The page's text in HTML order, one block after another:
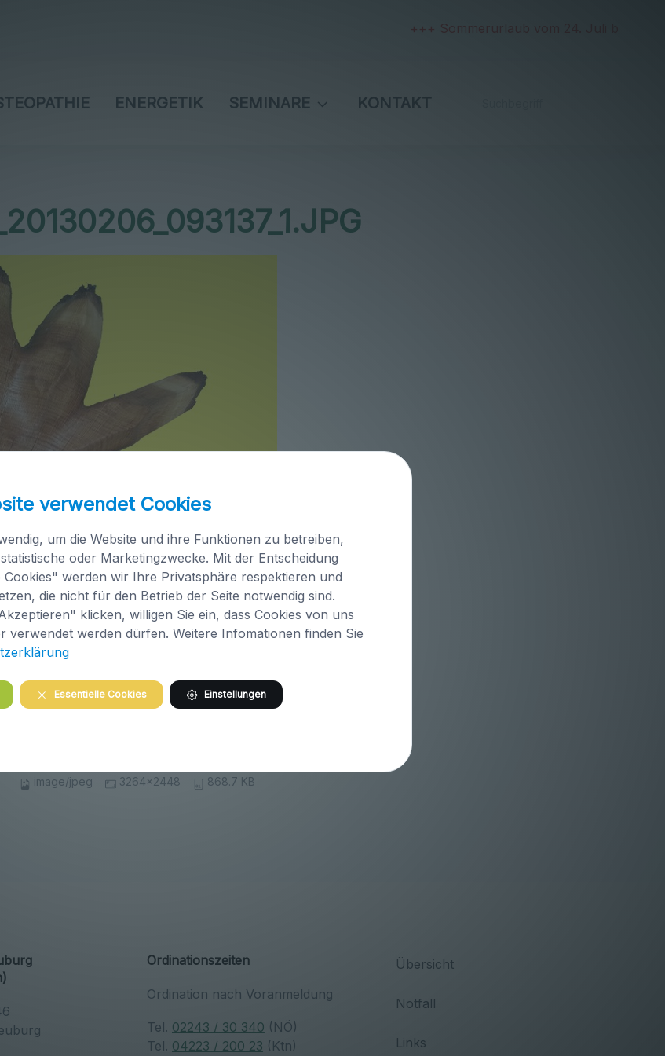
+++ Sommerurlaub vom 24. Juli bis 2. August
ENERGETIK SEMINARE KONTAKT
image/jpeg 3264x2448
868.7 KB
Ordinationszeiten
Ordination nach Voranmeldung
Tel. 02243 / 30 340 (NÖ)
Tel. 04223 / 200 23 (Ktn)
Übersicht
Notfall
Links
verwendet Cookies
um die Website und ihre Funktionen zu betreiben,
oder Marketingzwecke. Mit der Entscheidung
Cookies" werden wir Ihre Privatsphäre respektieren und
die nicht für den Betrieb der Seite notwendig sind.
klicken, willigen Sie ein, dass Cookies von uns
verwendet werden dürfen. Weitere Infomationen finden Sie
Essentielle Cookies Einstellungen